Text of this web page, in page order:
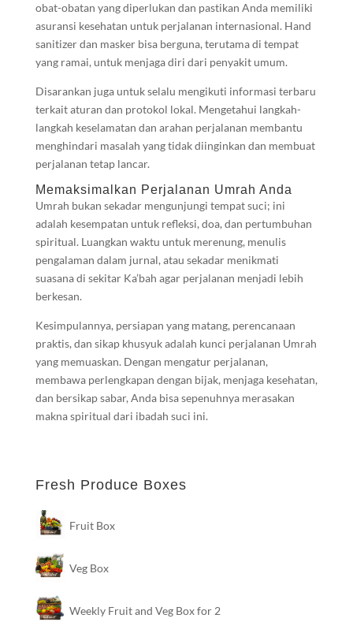
obat-obatan yang diperlukan dan pastikan Anda memiliki
asuransi kesehatan untuk perjalanan internasional. Hand
sanitizer dan masker bisa berguna, terutama di tempat
yang ramai, untuk menjaga diri dari penyakit umum.
Disarankan juga untuk selalu mengikuti informasi terbaru
terkait aturan dan protokol lokal. Mengetahui langkah-
langkah keselamatan dan arahan perjalanan membantu
menghindari masalah yang tidak diinginkan dan membuat
perjalanan tetap lancar.
Memaksimalkan Perjalanan Umrah Anda
Umrah bukan sekadar mengunjungi tempat suci; ini
adalah kesempatan untuk refleksi, doa, dan pertumbuhan
spiritual. Luangkan waktu untuk merenung, menulis
pengalaman dalam jurnal, atau sekadar menikmati
suasana di sekitar Ka’bah agar perjalanan menjadi lebih
berkesan.
Kesimpulannya, persiapan yang matang, perencanaan
praktis, dan sikap khusyuk adalah kunci perjalanan Umrah
yang memuaskan. Dengan mengatur perjalanan,
membawa perlengkapan dengan bijak, menjaga kesehatan,
dan bersikap sabar, Anda bisa sepenuhnya merasakan
makna spiritual dari ibadah suci ini.
Fresh Produce Boxes
Fruit Box
Veg Box
Weekly Fruit and Veg Box for 2